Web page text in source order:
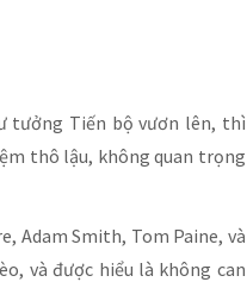
tưởng Tiến bộ vươn lên, thì
thô lậu, không quan trọng
Adam Smith, Tom Paine, và
và được hiểu là không can